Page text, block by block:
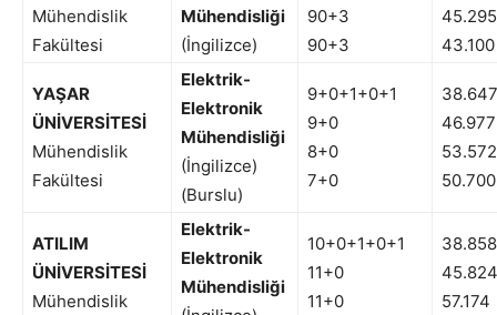
Mühendislik
Fakültesi
Mühendisliği
(İngilizce)
90+3
90+3
45.295
43.100
YAŞAR
ÜNİVERSİTESİ
Mühendislik
Fakültesi
Elektrik-
Elektronik
Mühendisliği
(İngilizce)
(Burslu)
9+0+1+0+1
9+0
8+0
7+0
38.647
46.977
53.572
50.700
ATILIM
ÜNİVERSİTESİ
Mühendislik
Elektrik-
Elektronik
Mühendisliği
10+0+1+0+1
11+0
11+0
38.858
45.824
57.174